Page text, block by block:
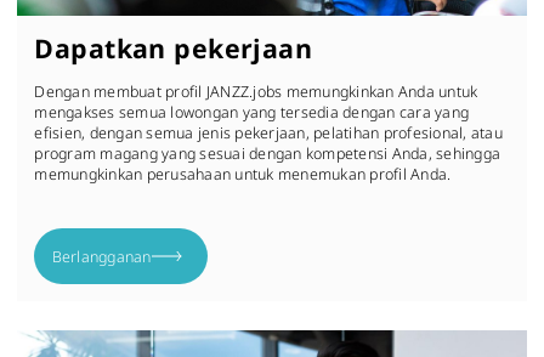
Dapatkan pekerjaan
Dengan membuat profil JANZZ.jobs memungkinkan Anda untuk
mengakses semua lowongan yang tersedia dengan cara yang
efisien, dengan semua jenis pekerjaan, pelatihan profesional, atau
program magang yang sesuai dengan kompetensi Anda, sehingga
memungkinkan perusahaan untuk menemukan profil Anda.
Berlangganan